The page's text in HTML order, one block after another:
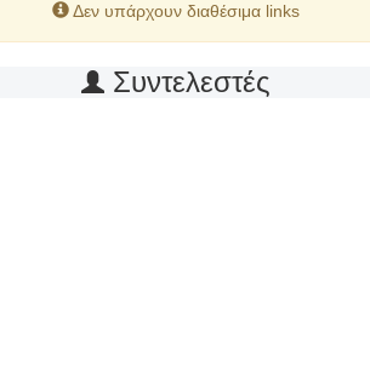
Δεν υπάρχουν διαθέσιμα links
Συντελεστές